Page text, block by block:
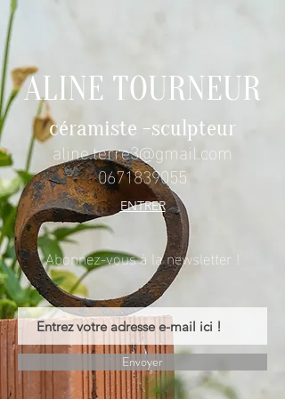
ALINE TOURNEUR
céramiste -sculpteur
aline.terre3@gmail.com
0671839055
ENTRER
Abonnez-vous à la newsletter !
Envoyer